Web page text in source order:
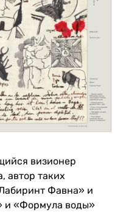
визионер
автор таких
Фавна» и
и «Формула воды»